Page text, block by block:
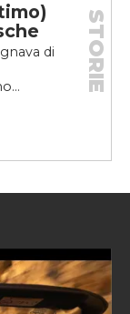
di
STORIE